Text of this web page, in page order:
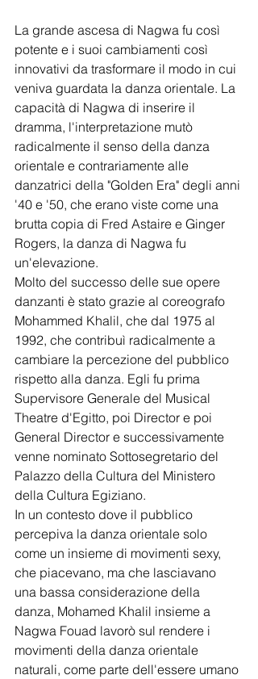
La grande ascesa di Nagwa fu così
potente e i suoi cambiamenti così
innovativi da trasformare il modo in cui
veniva guardata la danza orientale. La
capacità di Nagwa di inserire il
dramma, l'interpretazione mutò
radicalmente il senso della danza
orientale e contrariamente alle
danzatrici della "Golden Era" degli anni
'40 e '50, che erano viste come una
brutta copia di Fred Astaire e Ginger
Rogers, la danza di Nagwa fu
un'elevazione.
Molto del successo delle sue opere
danzanti è stato grazie al coreografo
Mohammed Khalil, che dal 1975 al
1992, che contribuì radicalmente a
cambiare la percezione del pubblico
rispetto alla danza. Egli fu prima
Supervisore Generale del Musical
Theatre d'Egitto, poi Director e poi
General Director e successivamente
venne nominato Sottosegretario del
Palazzo della Cultura del Ministero
della Cultura Egiziano.
In un contesto dove il pubblico
percepiva la danza orientale solo
come un insieme di movimenti sexy,
che piacevano, ma che lasciavano
una bassa considerazione della
danza, Mohamed Khalil insieme a
Nagwa Fouad lavorò sul rendere i
movimenti della danza orientale
naturali, come parte dell'essere umano